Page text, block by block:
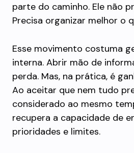
parte do caminho. Ele não
Precisa organizar melhor o
Esse movimento costuma
interna. Abrir mão de
perda. Mas, na prática, é
Ao aceitar que nem tudo
considerado ao mesmo
recupera a capacidade de
prioridades e limites.